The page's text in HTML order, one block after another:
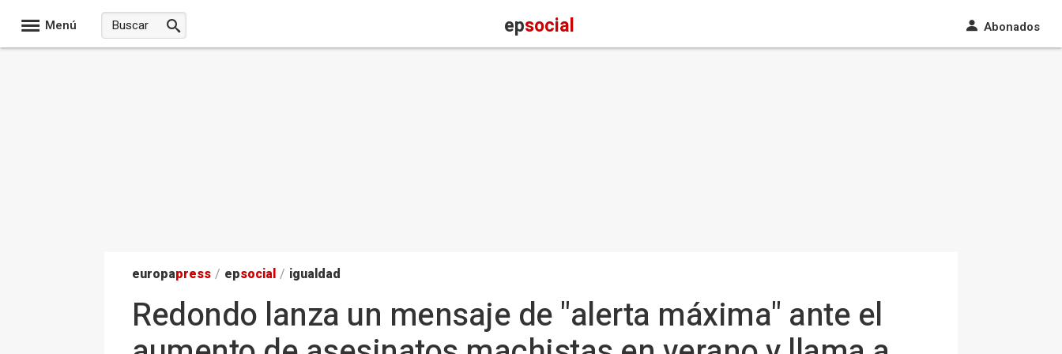
Menú epsocial Abonados
europapress / epsocial / igualdad
Redondo lanza un mensaje de "alerta máxima" ante el